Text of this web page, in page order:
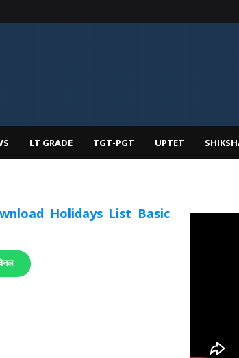
LT GRADE TGT-PGT UPTET
Download Holidays List Basic